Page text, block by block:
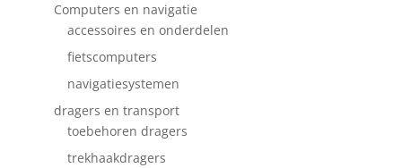
Computers en navigatie
accessoires en onderdelen
fietscomputers
navigatiesystemen
dragers en transport
toebehoren dragers
trekhaakdragers